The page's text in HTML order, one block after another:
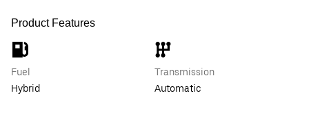
Product Features
Fuel
Hybrid
Transmission
Automatic